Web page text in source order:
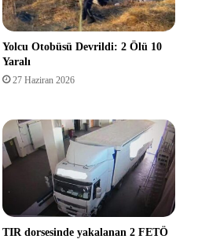
Yolcu Otobüsü Devrildi: 2 Ölü 10
Yaralı
27 Haziran 2026
TIR dorsesinde yakalanan 2 FETÖ